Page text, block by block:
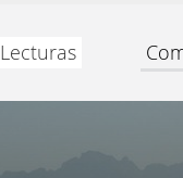
Lecturas